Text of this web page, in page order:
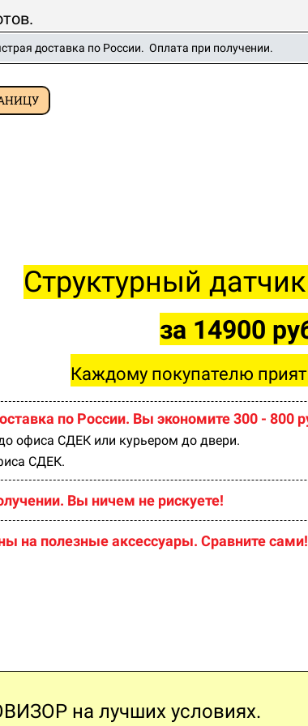
доставка по России. Оплата при получении.
Структурный
за 14900
Каждому покупателю
по России. Вы экономите 300 - 800
офиса СДЕК или курьером до двери.
СДЕК.
Вы ничем не рискуете!
на полезные аксессуары. Сравните сами!
на лучших условиях.